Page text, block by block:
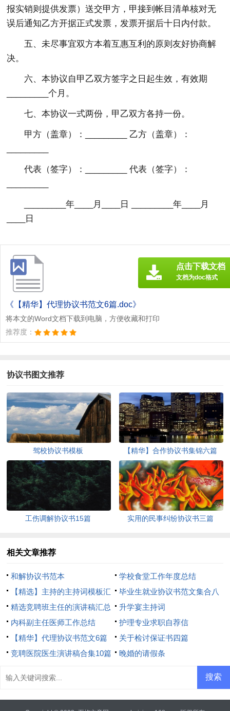
报实销则提供发票）送交甲方，甲接到帐目清单核对无
误后通知乙方开据正式发票，发票开据后十日内付款。
五、未尽事宜双方本着互惠互利的原则友好协商解
决。
六、本协议自甲乙双方签字之日起生效，有效期
_________个月。
七、本协议一式两份，甲乙双方各持一份。
甲方（盖章）：_________ 乙方（盖章）：
代表（签字）：_________ 代表（签字）：
_________年____月____日 _________年____月
____日
《【精华】代理协议书范文6篇.doc》
将本文的Word文档下载到电脑，方便收藏和打印
推荐度：
点击下载文档
文档为doc格式
协议书图文推荐
驾校协议书模板 【精华】合作协议书集锦六篇
工伤调解协议书15篇 实用的民事纠纷协议书三篇
相关文章推荐
和解协议书范本
学校食堂工作年度总结
【精选】主持的主持词模板汇
总8篇
毕业生就业协议书范文集合八
篇
精选竞聘班主任的演讲稿汇总
5篇
升学宴主持词
内科副主任医师工作总结
护理专业求职自荐信
【精华】代理协议书范文6篇
关于检讨保证书四篇
竞聘医院医生演讲稿合集10篇
晚婚的请假条